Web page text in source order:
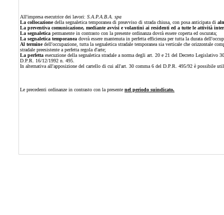
All'impresa esecutrice dei lavori: S.A.P.A.B.A. spa
La collocazionedella segnaletica temporanea di preavviso di strada chiusa, con posa anticipata di
La preventiva comunicazione, mediante avvisi e volantini ai residenti ed a tutte le attività
La segnaletica permanente in contrasto con la presente ordinanza dovrà essere coperta ed oscurata;
La segnaletica temporanea dovrà essere mantenuta in perfetta efficienza per tutta la durata
Al terminedell'occupazione, tutta la segnaletica stradale temporanea sia verticale che orizzontale
stradale preesistente a perfetta regola d'arte;
La perfetta esecuzione della segnaletica stradale a norma degli art. 20 e 21 del Decreto
D.P.R. 16/12/1992 n. 495.
In alternativa all'apposizione del cartello di cui all'art. 30 comma 6 del D.P.R. 495/92 è possibile
Le precedenti ordinanze in contrasto con la presente nel periodo suindicato.